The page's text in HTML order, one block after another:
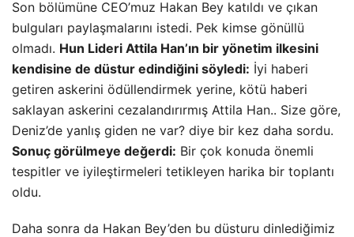
Son bölümüne CEO’muz Hakan Bey katıldı ve çıkan
bulguları paylaşmalarını istedi. Pek kimse gönüllü
olmadı. Hun Lideri Attila Han’ın bir yönetim ilkesini
kendisine de düstur edindiğini söyledi: İyi haberi
getiren askerini ödüllendirmek yerine, kötü haberi
saklayan askerini cezalandırırmış Attila Han.. Size göre,
Deniz’de yanlış giden ne var? diye bir kez daha sordu.
Sonuç görülmeye değerdi: Bir çok konuda önemli
tespitler ve iyileştirmeleri tetikleyen harika bir toplantı
oldu.
Daha sonra da Hakan Bey’den bu düsturu dinlediğimiz